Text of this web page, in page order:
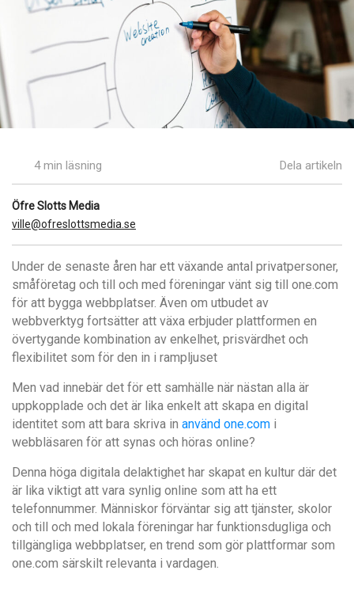
4 min läsning Dela artikeln
Öfre Slotts Media
ville@ofreslottsmedia.se
Under de senaste åren har ett växande antal privatpersoner,
småföretag och till och med föreningar vänt sig till one.com
för att bygga webbplatser. Även om utbudet av
webbverktyg fortsätter att växa erbjuder plattformen en
övertygande kombination av enkelhet, prisvärdhet och
flexibilitet som för den in i rampljuset
Men vad innebär det för ett samhälle när nästan alla är
uppkopplade och det är lika enkelt att skapa en digital
identitet som att bara skriva in använd one.com i
webbläsaren för att synas och höras online?
Denna höga digitala delaktighet har skapat en kultur där det
är lika viktigt att vara synlig online som att ha ett
telefonnummer. Människor förväntar sig att tjänster, skolor
och till och med lokala föreningar har funktionsdugliga och
tillgängliga webbplatser, en trend som gör plattformar som
one.com särskilt relevanta i vardagen.